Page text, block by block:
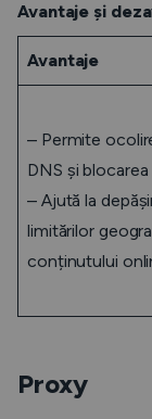
Avantaje și
Avantaje
– Permite
DNS și blocarea
– Ajută la
limitărilor
conținutului
Proxy